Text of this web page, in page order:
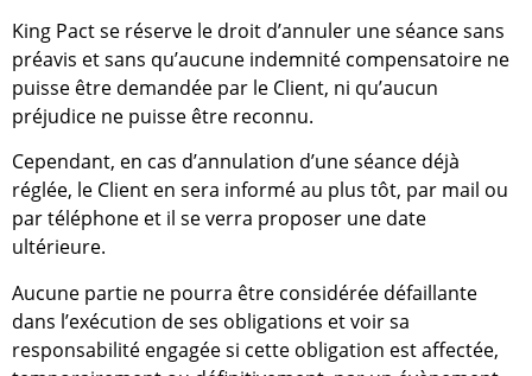
King Pact se réserve le droit d’annuler une séance sans
préavis et sans qu’aucune indemnité compensatoire ne
puisse être demandée par le Client, ni qu’aucun
préjudice ne puisse être reconnu.
Cependant, en cas d’annulation d’une séance déjà
réglée, le Client en sera informé au plus tôt, par mail ou
par téléphone et il se verra proposer une date
ultérieure.
Aucune partie ne pourra être considérée défaillante
dans l’exécution de ses obligations et voir sa
responsabilité engagée si cette obligation est affectée,